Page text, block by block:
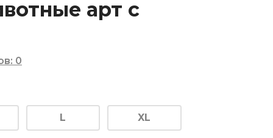
арт с
: 0
L XL